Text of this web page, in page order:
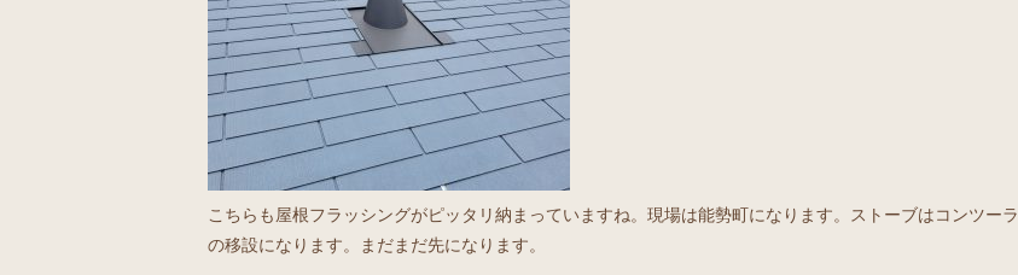
こちらも屋根フラッシングがピッタリ納まっていますね。現場は能勢町になります。ストーブはコンツーラ
の移設になります。まだまだ先になります。